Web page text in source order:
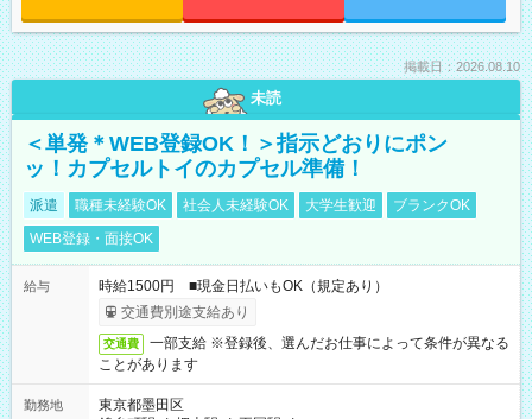
掲載日：2026.08.10
未読
＜単発＊WEB登録OK！＞指示どおりにポン
ッ！カプセルトイのカプセル準備！
派遣 職種未経験OK 社会人未経験OK 大学生歓迎
ブランクOK
WEB登録・面接OK
給与
時給1500円 ■現金日払いもOK（規定あり）
交通費別途支給あり
交通費
一部支給 ※登録後、選んだお仕事によって条件が異なる
ことがあります
勤務地
東京都墨田区